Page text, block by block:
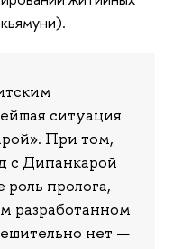
ситуация
При том,
с Дипанкарой
роль пролога,
разработанном
нет —